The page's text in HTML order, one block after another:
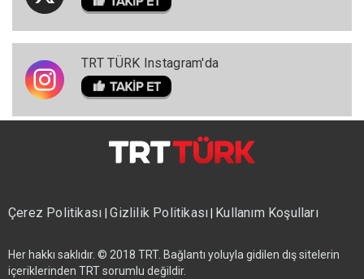
TRT TÜRK Instagram'da
Çerez Politikası|Gizlilik Politikası| Kullanım Koşulları
Her hakkı saklıdır. © 2018 TRT. Bağlantı yoluyla gidilen dış sitelerin
içeriklerinden TRT sorumlu değildir.